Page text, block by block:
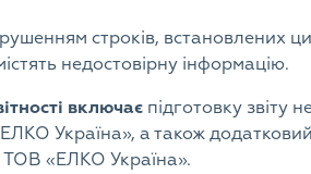
строків, встановлених
недостовірну інформацію.
включає підготовку звіту
Україна», а також додатковий
ТОВ «ЕЛКО Україна».